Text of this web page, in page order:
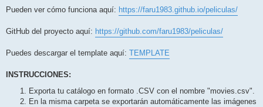
Pueden ver cómo funciona aquí: https://faru1983.github.io/peliculas/
GitHub del proyecto aquí: https://github.com/faru1983/peliculas/
Puedes descargar el template aquí: TEMPLATE
INSTRUCCIONES:
Exporta tu catálogo en formato .CSV con el nombre "movies.csv".
En la misma carpeta se exportarán automáticamente las imágenes